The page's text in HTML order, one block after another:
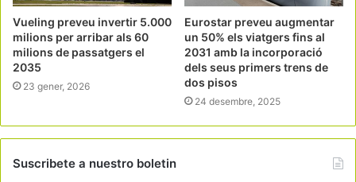
Vueling preveu invertir 5.000
milions per arribar als 60
milions de passatgers el
2035
23 gener, 2026
Eurostar preveu augmentar
un 50% els viatgers fins al
2031 amb la incorporació
dels seus primers trens de
dos pisos
24 desembre, 2025
Suscribete a nuestro boletin